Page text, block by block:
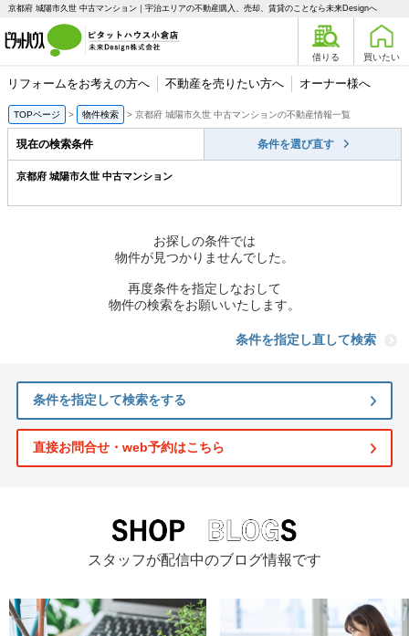
京都府 城陽市久世 中古マンション｜宇治エリアの不動産購入、売却、賃貸のことなら未来Designへ
借りる 買いたい
リフォームをお考えの方へ 不動産を売りたい方へ オーナー様へ
TOPページ 物件検索 京都府 城陽市久世 中古マンションの不動産情報一覧
現在の検索条件 条件を選び直す
京都府 城陽市久世 中古マンション
お探しの条件では
物件が見つかりませんでした。
再度条件を指定しなおして
物件の検索をお願いいたします。
条件を指定し直して検索
条件を指定して検索をする
直接お問合せ・web予約はこちら
スタッフが配信中のブログ情報です